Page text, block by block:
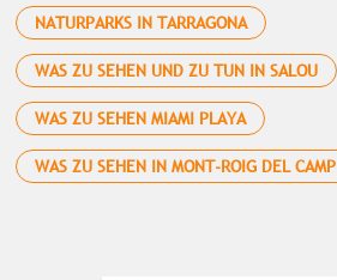
NATURPARKS IN TARRAGONA
WAS ZU SEHEN UND ZU TUN IN SALOU
WAS ZU SEHEN MIAMI PLAYA
WAS ZU SEHEN IN MONT-ROIG DEL CAMP